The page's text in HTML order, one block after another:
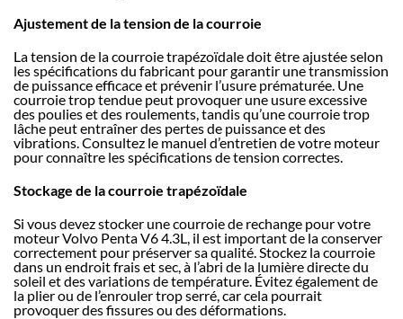
Ajustement de la tension de la courroie
La tension de la courroie trapézoïdale doit être ajustée selon
les spécifications du fabricant pour garantir une transmission
de puissance efficace et prévenir l’usure prématurée. Une
courroie trop tendue peut provoquer une usure excessive
des poulies et des roulements, tandis qu’une courroie trop
lâche peut entraîner des pertes de puissance et des
vibrations. Consultez le manuel d’entretien de votre moteur
pour connaître les spécifications de tension correctes.
Stockage de la courroie trapézoïdale
Si vous devez stocker une courroie de rechange pour votre
moteur Volvo Penta V6 4.3L, il est important de la conserver
correctement pour préserver sa qualité. Stockez la courroie
dans un endroit frais et sec, à l’abri de la lumière directe du
soleil et des variations de température. Évitez également de
la plier ou de l’enrouler trop serré, car cela pourrait
provoquer des fissures ou des déformations.